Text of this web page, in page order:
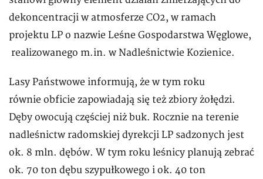
dekoncentracji w atmosferze CO2, w ramach
projektu LP o nazwie Leśne Gospodarstwa Węglowe,
realizowanego m.in. w Nadleśnictwie Kozienice.
Lasy Państwowe informują, że w tym roku
równie obficie zapowiadają się też zbiory żołędzi.
Dęby owocują częściej niż buk. Rocznie na terenie
nadleśnictw radomskiej dyrekcji LP sadzonych jest
ok. 8 mln. dębów. W tym roku leśnicy planują zebrać
ok. 70 ton dębu szypułkowego i ok. 40 ton